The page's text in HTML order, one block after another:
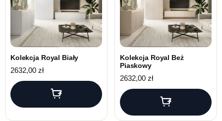
Kolekcja Royal Biały
2632,00 zł
Kolekcja Royal Beż
Piaskowy
2632,00 zł